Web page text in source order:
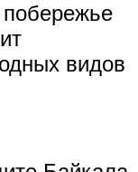
видов